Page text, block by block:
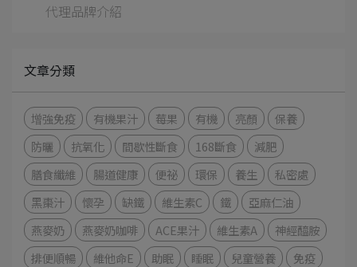
代理品牌介紹
文章分類
增強免疫 有機果汁 莓果 有機 亮顏
保養
防曬
抗氧化 間歇性斷食 168斷食
減肥
膳食纖維
腸道健康 便祕 環保 養生
私密處
黑棗汁
懷孕 缺鐵 維生素C 鐵
亞麻仁油
燕麥奶
燕麥奶咖啡 ACE果汁 維生素A
神經醯胺
排便順暢
維他命E 助眠 睡眠 兒童營養
免疫